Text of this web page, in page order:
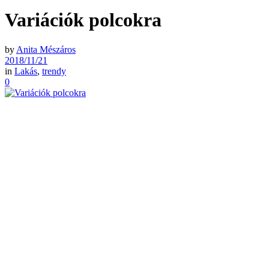
Variációk polcokra
by Anita Mészáros
2018/11/21
in Lakás, trendy
0